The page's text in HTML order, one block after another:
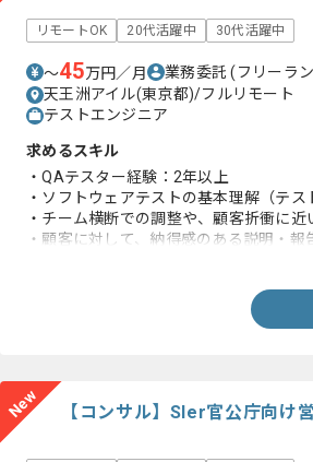
リモートOK 20代活躍中 30代活躍中
〜45万円／月 業務委託(フリーラ
天王洲アイル(東京都)/フルリモート
テストエンジニア
求めるスキル
・QAテスター経験：2年以上
・ソフトウェアテストの基本理解（テ
・チーム横断での調整や、顧客折衝に近
・顧客に対して、納得感のある説明・
New 【コンサル】SIer官公庁向け